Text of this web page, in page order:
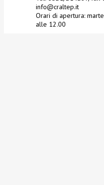
info@craltep.it
Orari di apertura:
alle 12.00